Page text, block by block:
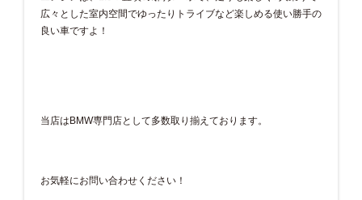
広々とした室内空間でゆったりトライブなど楽しめる使い勝手の
良い車ですよ！
当店はBMW専門店として多数取り揃えております。
お気軽にお問い合わせください！